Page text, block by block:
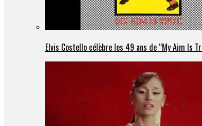
Elvis Costello célèbre les 49 ans de “My Aim Is